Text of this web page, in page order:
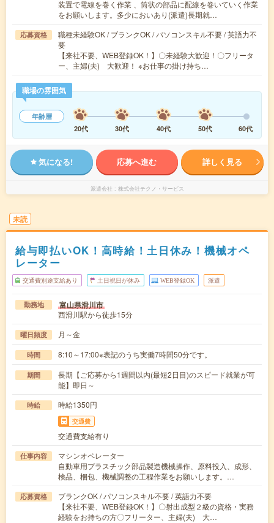
装置で電線を巻く作業 、筒状の部品に配線を巻いていく作業
をお願いします。多少においあり(派遣)長期就…
応募資格
職種未経験OK / ブランクOK / パソコンスキル不要 / 英語力不
要
【来社不要、WEB登録OK！】〇未経験大歓迎！〇フリータ
ー、主婦(夫) 大歓迎！ ※お仕事の掛け持ち…
職場の雰囲気
年齢層
20代
30代 40代 50代 60代
気になる! 応募へ進む 詳しく見る
派遣会社 株式会社テクノ・サービス
未読
給与即払いOK！高時給！土日休み！機械オペ
レーター
交通費別途支給あり 土日祝日が休み WEB登録OK 派遣
勤務地 富山県滑川市
西滑川駅から徒歩15分
曜日頻度 月～金
時間 8:10～17:00※表記のうち実働7時間50分です。
期間
長期【ご応募から1週間以内(最短2日目)のスピード就業が可
能】即日～
時給 時給1350円
交通費
交通費支給有り
仕事内容
マシンオペレーター
自動車用プラスチック部品製造機械操作、原料投入、成形、
検品、梱包、機械調整の工程作業をお願いします。…
応募資格
ブランクOK / パソコンスキル不要 / 英語力不要
【来社不要、WEB登録OK！】〇射出成型２級の資格・実務
経験をお持ちの方〇フリーター、主婦(夫) 大…